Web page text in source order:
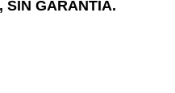
SIN GARANTIA.